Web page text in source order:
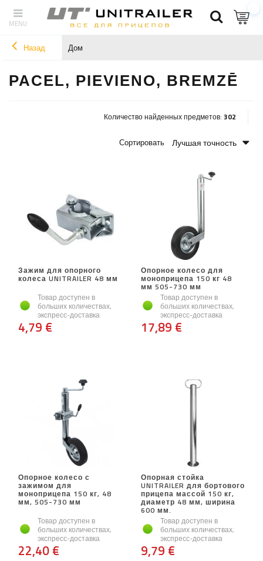
Назад Дом
PACEL, PIEVIENO, BREMZĒ
Количество найденных предметов: 302
Сортировать Лучшая точность
Зажим для опорного
колеса UNITRAILER 48 мм
Товар доступен в
больших количествах,
экспресс-доставка
4,79 €
Опорное колесо для
моноприцепа 150 кг 48
мм 505-730 мм
Товар доступен в
больших количествах,
экспресс-доставка
17,89 €
Опорное колесо с
зажимом для
моноприцепа 150 кг, 48
мм, 505-730 мм
Товар доступен в
больших количествах,
экспресс-доставка
22,40 €
Опорная стойка
UNITRAILER для бортового
прицепа массой 150 кг,
диаметр 48 мм, ширина
600 мм.
Товар доступен в
больших количествах,
экспресс-доставка
9,79 €